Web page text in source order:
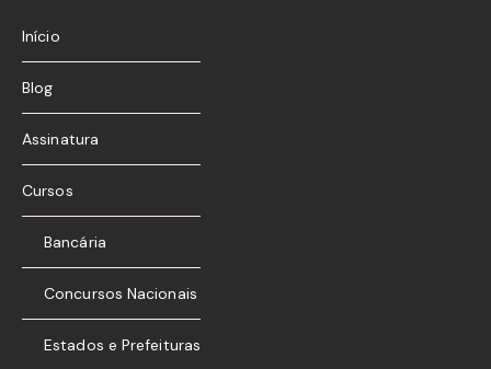
Início
Blog
Assinatura
Cursos
Bancária
Concursos Nacionais
Estados e Prefeituras